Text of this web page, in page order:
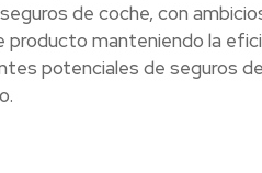
de coche, con
producto manteniendo la
potenciales de seguros